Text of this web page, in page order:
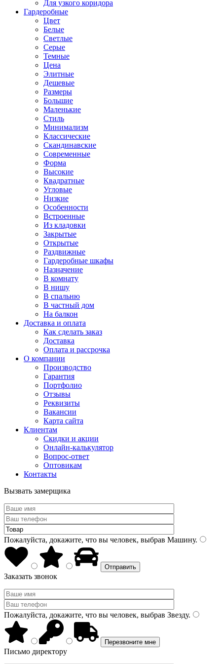
Для узкого коридора
Гардеробные
Цвет
Белые
Светлые
Серые
Темные
Цена
Элитные
Дешевые
Размеры
Большие
Маленькие
Стиль
Минимализм
Классические
Скандинавские
Современные
Форма
Высокие
Квадратные
Угловые
Низкие
Особенности
Встроенные
Из кладовки
Закрытые
Открытые
Раздвижные
Гардеробные шкафы
Назначение
В комнату
В нишу
В спальню
В частный дом
На балкон
Доставка и оплата
Как сделать заказ
Доставка
Оплата и рассрочка
О компании
Производство
Гарантия
Портфолио
Отзывы
Реквизиты
Вакансии
Карта сайта
Клиентам
Скидки и акции
Онлайн-калькулятор
Вопрос-ответ
Оптовикам
Контакты
Вызвать замерщика
Пожалуйста, докажите, что вы человек, выбрав Машину.
Заказать звонок
Пожалуйста, докажите, что вы человек, выбрав Звезду.
Письмо директору